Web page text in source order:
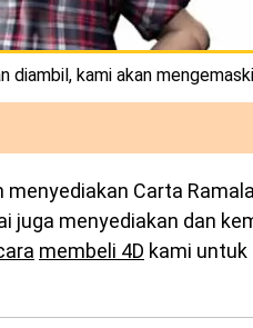
diambil, kami akan
menyediakan Carta
juga menyediakan dan
membeli 4D kami